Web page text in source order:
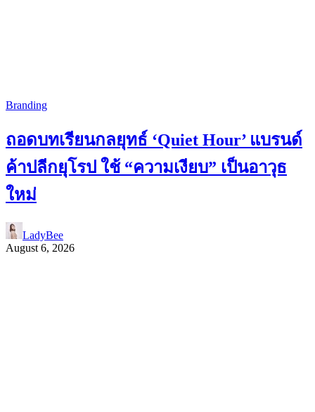
Branding
ถอดบทเรียนกลยุทธ์ ‘Quiet Hour’ แบรนด์
ค้าปลีกยุโรป ใช้ “ความเงียบ” เป็นอาวุธ
ใหม่
LadyBee
August 6, 2026